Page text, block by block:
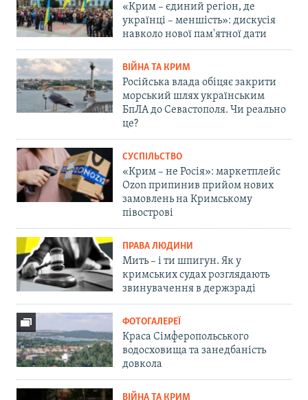
«Крим – єдиний регіон, де
українці – меншість»: дискусія
навколо нової пам'ятної дати
ВІЙНА ТА КРИМ
Російська влада обіцяє закрити
морський шлях українським
БпЛА до Севастополя. Чи реально
це?
СУСПІЛЬСТВО
«Крим – не Росія»: маркетплейс
Ozon припинив прийом нових
замовлень на Кримському
півострові
ПРАВА ЛЮДИНИ
Мить – і ти шпигун. Як у
кримських судах розглядають
звинувачення в держзраді
ФОТОГАЛЕРЕЇ
Краса Сімферопольського
водосховища та занедбаність
довкола
ВІЙНА ТА КРИМ